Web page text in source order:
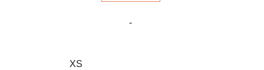
hviezdičiek.
-
XS